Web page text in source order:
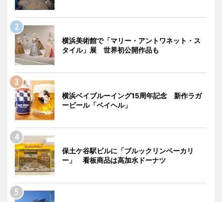
横浜美術館で「マリー・アントワネット・ス
タイル」展 世界初公開作品も
横浜ベイブルーイング15周年記念 新作ラガ
ービール「ベイヘル」
保土ケ谷駅ビルに「ブルックリンベーカリ
ー」 看板商品は高加水ドーナツ